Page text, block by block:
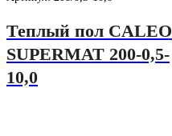
Теплый пол CALEO
SUPERMAT 200-0,5-
10,0